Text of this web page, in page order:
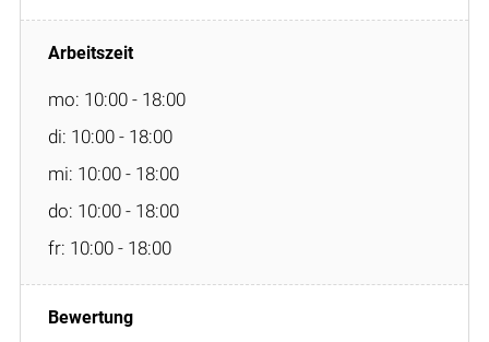
mo: 10:00 - 18:00
di: 10:00 - 18:00
mi: 10:00 - 18:00
do: 10:00 - 18:00
fr: 10:00 - 18:00